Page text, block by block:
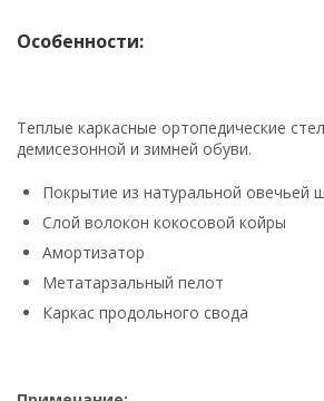
Особенности:
Теплые каркасные ортопедические
демисезонной и зимней обуви.
Покрытие из натуральной овечьей
Слой волокон кокосовой койры
Амортизатор
Метатарзальный пелот
Каркас продольного свода